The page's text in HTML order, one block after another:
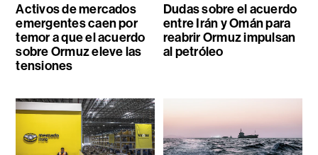
Activos de mercados
emergentes caen por
temor a que el acuerdo
sobre Ormuz eleve las
tensiones
Dudas sobre el acuerdo
entre Irán y Omán para
reabrir Ormuz impulsan
al petróleo